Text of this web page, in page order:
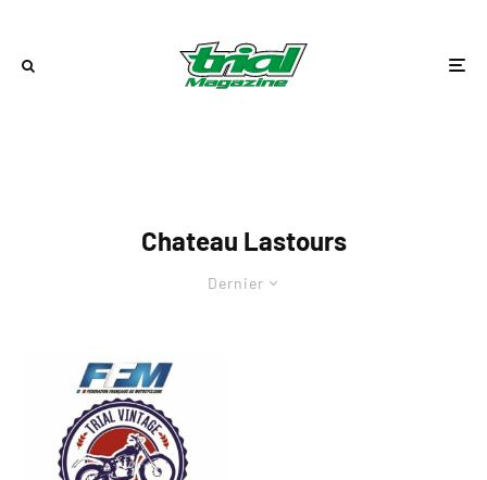
Chateau Lastours
Dernier